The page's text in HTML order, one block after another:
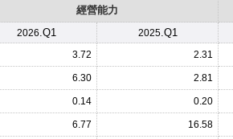
經營能力
2026.Q1 2025.Q1
3.72 2.31
6.30 2.81
0.14 0.20
6.77 16.58